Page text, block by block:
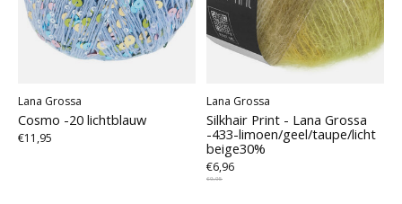
Lana Grossa
Cosmo -20 lichtblauw
€11,95
Lana Grossa
Silkhair Print - Lana Grossa
-433-limoen/geel/taupe/licht
beige30%
€6,96
€9,95